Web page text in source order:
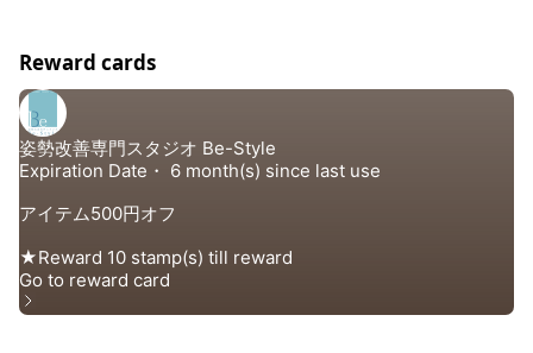
Reward cards